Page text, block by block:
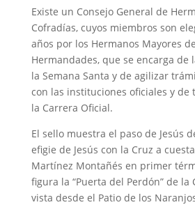
Existe un Consejo General de
Cofradías, cuyos miembros son
años por los Hermanos Mayores
Hermandades, que se encarga de
la Semana Santa y de agilizar
con las instituciones oficiales y de
la Carrera Oficial.
El sello muestra el paso de Jesús
efigie de Jesús con la Cruz a
Martínez Montañés en primer
figura la “Puerta del Perdón” de la
vista desde el Patio de los